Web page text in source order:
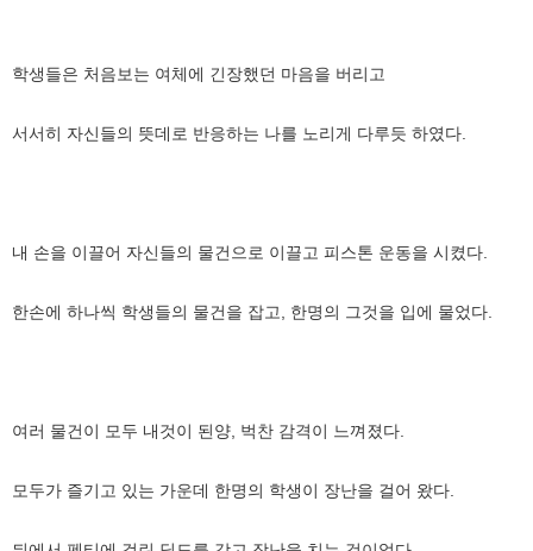
학생들은 처음보는 여체에 긴장했던 마음을 버리고
서서히 자신들의 뜻데로 반응하는 나를 노리게 다루듯 하였다.
내 손을 이끌어 자신들의 물건으로 이끌고 피스톤 운동을 시켰다.
한손에 하나씩 학생들의 물건을 잡고, 한명의 그것을 입에 물었다.
여러 물건이 모두 내것이 된양, 벅찬 감격이 느껴졌다.
모두가 즐기고 있는 가운데 한명의 학생이 장난을 걸어 왔다.